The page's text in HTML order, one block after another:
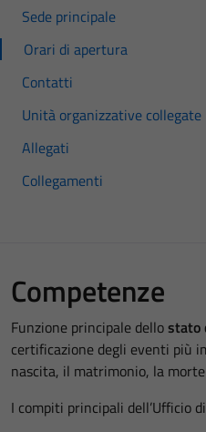
Sede principale
Orari di apertura
Contatti
Unità organizzative collegate
Allegati
Collegamenti
Competenze
Funzione principale dellostato
certificazione degli eventi più
nascita, il matrimonio, la
I compiti principali dell’Ufficio